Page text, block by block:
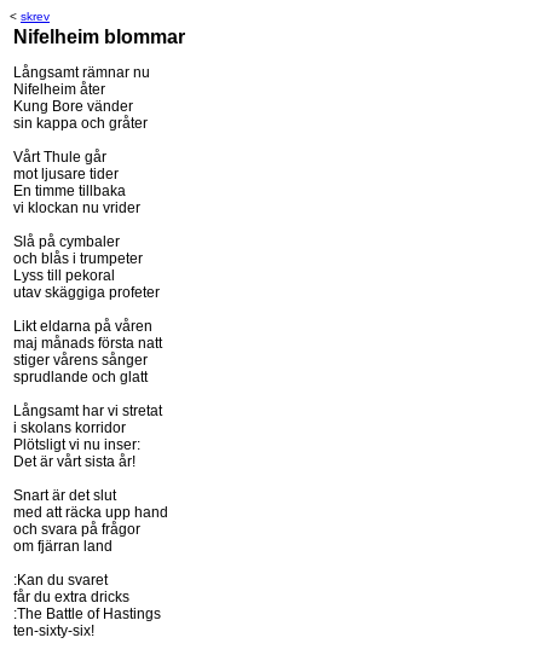
< skrev
Nifelheim blommar
Långsamt rämnar nu
Nifelheim åter
Kung Bore vänder
sin kappa och gråter
Vårt Thule går
mot ljusare tider
En timme tillbaka
vi klockan nu vrider
Slå på cymbaler
och blås i trumpeter
Lyss till pekoral
utav skäggiga profeter
Likt eldarna på våren
maj månads första natt
stiger vårens sånger
sprudlande och glatt
Långsamt har vi stretat
i skolans korridor
Plötsligt vi nu inser:
Det är vårt sista år!
Snart är det slut
med att räcka upp hand
och svara på frågor
om fjärran land
:Kan du svaret
får du extra dricks
:The Battle of Hastings
ten-sixty-six!